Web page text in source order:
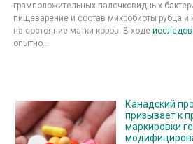
грамположительных палочковидных
пищеварение и состав микробиоты рубца и
на состояние матки коров. В ходе
опытно...
Канадский
призывает к
маркировки